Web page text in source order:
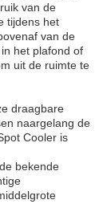
van de
tijdens het
van de
het plafond of
uit de ruimte te
draagbare
naargelang de
Cooler is
bekende